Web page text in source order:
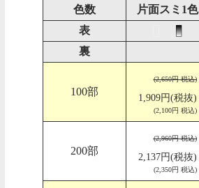
色数
片面スミ1色
表
裏
100部
(2,650円 税込)
1,909円(税抜)
(2,100円 税込)
200部
(2,960円 税込)
2,137円(税抜)
(2,350円 税込)